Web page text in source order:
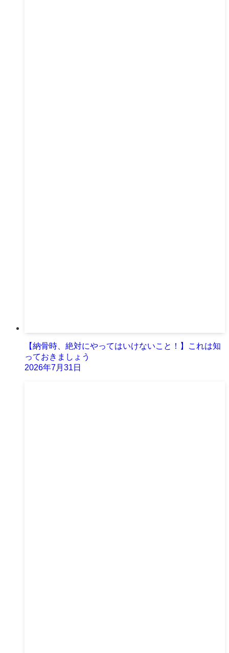
【納骨時、絶対にやってはいけないこと！】これは知
っておきましょう
2026年7月31日